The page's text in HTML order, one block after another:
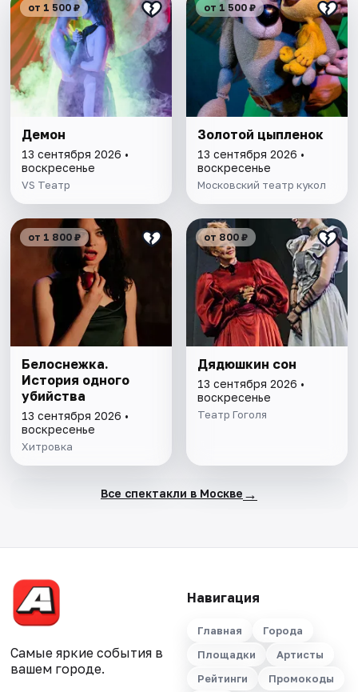
от 1 500 ₽
Демон
13 сентября 2026 •
воскресенье
VS Театр
от 1 500 ₽
Золотой цыпленок
13 сентября 2026 •
воскресенье
Московский театр кукол
от 1 800 ₽
Белоснежка.
История одного
убийства
13 сентября 2026 •
воскресенье
Хитровка
от 800 ₽
Дядюшкин сон
13 сентября 2026 •
воскресенье
Театр Гоголя
Все спектакли в Москве →
Самые яркие события в
вашем городе.
Навигация
Главная
Города
Площадки
Артисты
Рейтинги
Промокоды